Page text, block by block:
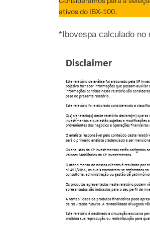
ativos do IBX-100.
*Ibovespa calculado no